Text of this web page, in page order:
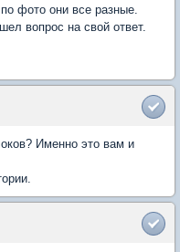
фото они все разные.
вопрос на свой ответ.
Именно это вам и